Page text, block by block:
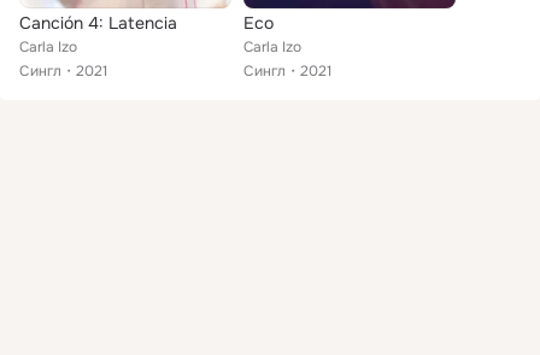
Canción 4: Latencia
Carla Izo
Сингл
2021
Eco
Carla Izo
Сингл
2021